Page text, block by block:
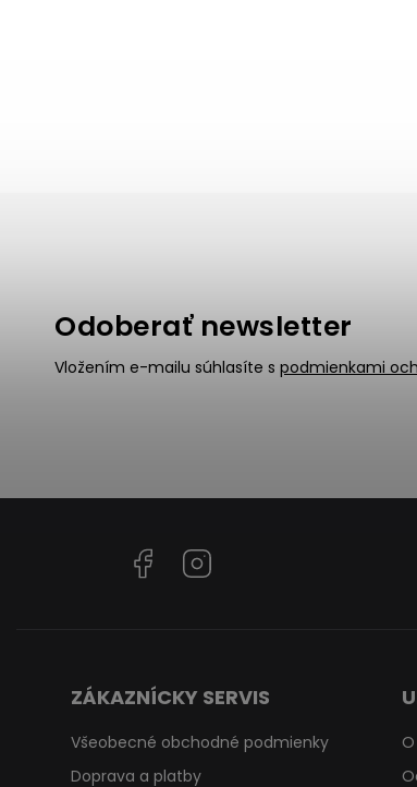
Odoberať newsletter
Vložením e-mailu súhlasíte s podmienkami
Facebook
ZÁKAZNÍCKY SERVIS
Všeobecné obchodné podmienky
Doprava a platby